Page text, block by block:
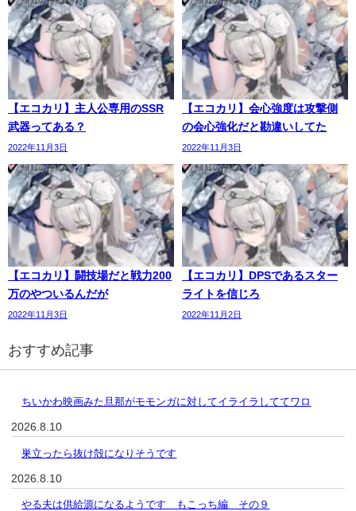
【エコカリ】主人公専用のSSR
武器ってある？
2022年11月3日
【エコカリ】会心強度は攻撃側
の会心強化だと勘違いしてた
2022年11月3日
【エコカリ】闘技場だと戦力200
万のやついるんだが
2022年11月3日
【エコカリ】DPSであるスター
ライトを信じろ
2022年11月2日
おすすめ記事
ちいかわ映画みた旦那がモモンガに対してイライラしててワロ
2026.8.10
巣立ったら抜け殻になりそうです
2026.8.10
やる夫は供給源になるようです もこっち編 その９